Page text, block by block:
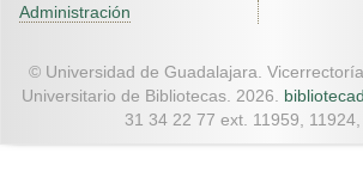
Administración
© Universidad de Guadalajara.
Universitario de Bibliotecas. 2026.
31 34 22 77 ext. 11959,